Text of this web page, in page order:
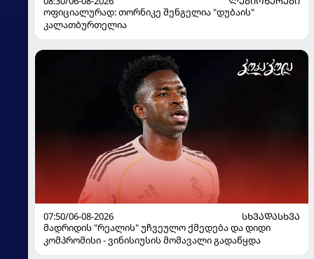
ოფიციალურად: თორნიკე შენგელია "დუბაის"
კალათბურთელია
07:50/06-08-2026
ᲡᲮᲕᲐᲓᲐᲡᲮᲕᲐ
მადრიდის "რეალის" უჩვეულო ქმედება და დიდი
კომპრომისი - ვინისიუსის მომავალი გადაწყდა